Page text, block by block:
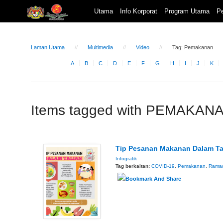
Utama Info Korporat Program Utama
Laman Utama Multimedia Video Tag: Pemakanan
A B C D E F G H I J K
Items tagged with
Tip Pesanan Makanan Dalam
Infografik
Tag berkaitan: COVID-19 Pemakanan